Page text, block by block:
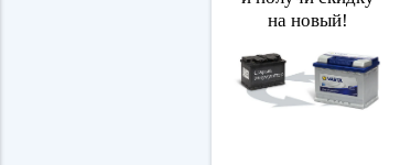
на новый!